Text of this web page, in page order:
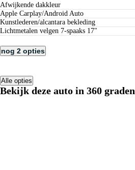
afwijkende dakkleur
Apple Carplay/Android Auto
kunstlederen/alcantara bekleding
lichtmetalen velgen 7-spaaks 17"
nog 2 opties
Alle opties
Bekijk deze auto in 360 graden